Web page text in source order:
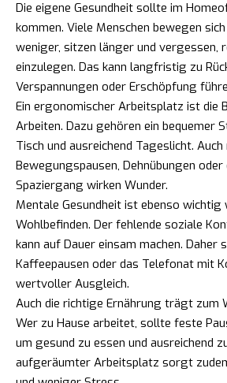
Die eigene Gesundheit sollte im
kommen. Viele Menschen bewegen
weniger, sitzen länger und vergessen,
einzulegen. Das kann langfristig zu
Verspannungen oder Erschöpfung
Ein ergonomischer Arbeitsplatz ist die
Arbeiten. Dazu gehören ein bequemer
Tisch und ausreichend Tageslicht.
Bewegungspausen, Dehnübungen
Spaziergang wirken Wunder.
Mentale Gesundheit ist ebenso wichtig
Wohlbefinden. Der fehlende soziale
kann auf Dauer einsam machen. Daher
Kaffeepausen oder das Telefonat mit
wertvoller Ausgleich.
Auch die richtige Ernährung trägt zum
Wer zu Hause arbeitet, sollte feste
um gesund zu essen und ausreichend
aufgeräumter Arbeitsplatz sorgt